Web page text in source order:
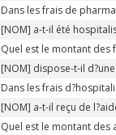
Dans les frais de
[NOM] a-t-il été
Quel est le montant des
[NOM] dispose-t-il
Dans les frais
[NOM] a-t-il reçu de
Quel est le montant des